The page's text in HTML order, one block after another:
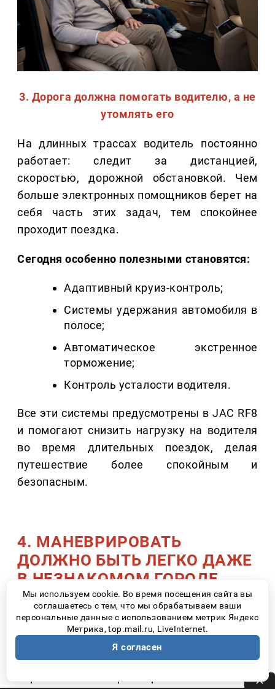
3. Дорога должна помогать водителю, а не
утомлять его
На длинных трассах водитель постоянно
работает: следит за дистанцией,
скоростью, дорожной обстановкой. Чем
больше электронных помощников берет на
себя часть этих задач, тем спокойнее
проходит поездка.
Сегодня особенно полезными становятся:
Адаптивный круиз-контроль;
Системы удержания автомобиля в
полосе;
Автоматическое экстренное
торможение;
Контроль усталости водителя.
Все эти системы предусмотрены в JAC RF8
и помогают снизить нагрузку на водителя
во время длительных поездок, делая
путешествие более спокойным и
безопасным.
4. МАНЕВРИРОВАТЬ
ДОЛЖНО БЫТЬ ЛЕГКО ДАЖЕ
В НЕЗНАКОМОМ ГОРОДЕ
Практически любое большое путешествие
заканчивается поиском парковки. Узкие
улицы, гостиничные дворы, туристические
центры – именно здесь многие начинают
Мы используем cookie. Во время посещения сайта вы
соглашаетесь с тем, что мы обрабатываем ваши
персональные данные с использованием метрик Яндекс
Метрика, top.mail.ru, LiveInternet.
Я согласен